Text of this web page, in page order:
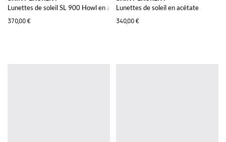
Lunettes de soleil SL 900 Howl en acétate
370,00 €
Lunettes de soleil en acétate
340,00 €